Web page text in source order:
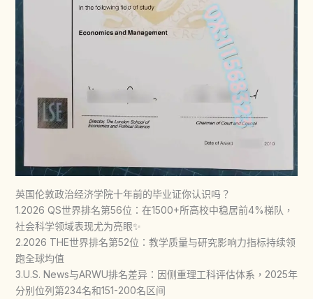
英国伦敦政治经济学院十年前的毕业证你认识吗？
1.2026 QS世界排名第56位：在1500+所高校中稳居前4%梯队，
社会科学领域表现尤为亮眼✨
2.2026 THE世界排名第52位：教学质量与研究影响力指标持续领
跑全球均值
3.U.S. News与ARWU排名差异：因侧重理工科评估体系，2025年
分别位列第234名和151-200名区间